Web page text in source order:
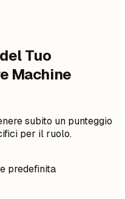
Tuo
Machine
subito un punteggio
per il ruolo.
predefinita